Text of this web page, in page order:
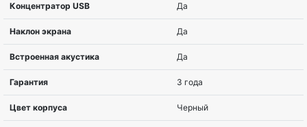
Изогнутый экран
Покрытие экрана Матовый